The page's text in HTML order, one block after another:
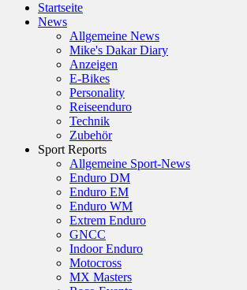
Startseite
News
Allgemeine News
Mike's Dakar Diary
Anzeigen
E-Bikes
Personality
Reiseenduro
Technik
Zubehör
Sport Reports
Allgemeine Sport-News
Enduro DM
Enduro EM
Enduro WM
Extrem Enduro
GNCC
Indoor Enduro
Motocross
MX Masters